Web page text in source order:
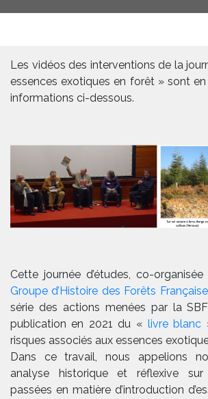
Les vidéos des interventions de la
essences exotiques en forêt » sont
informations ci-dessous.
Cette journée d’études, co-
Groupe d’Histoire des Forêts
série des actions menées par la
publication en 2021 du « livre blanc
risques associés aux essences
Dans ce travail, nous appelions
analyse historique et réflexive sur
passées en matière d’introduction